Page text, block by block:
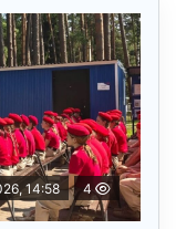
14:58 4